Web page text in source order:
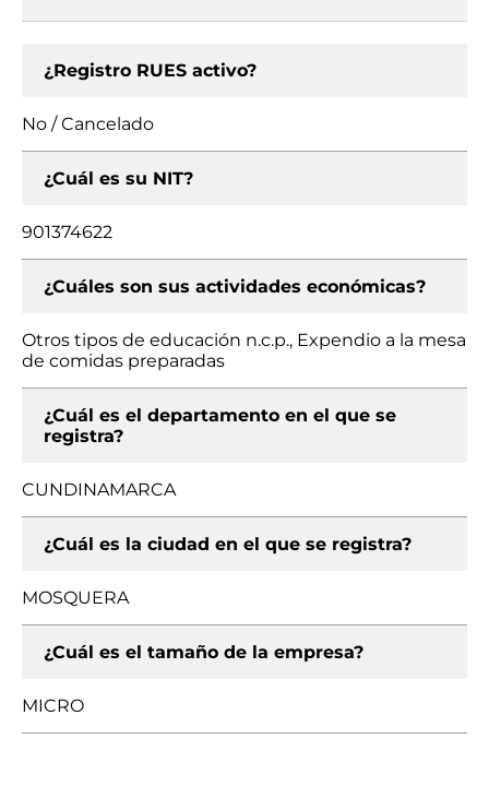
¿Registro RUES activo?
No / Cancelado
¿Cuál es su NIT?
901374622
¿Cuáles son sus actividades económicas?
Otros tipos de educación n.c.p., Expendio a la mesa
de comidas preparadas
¿Cuál es el departamento en el que se
registra?
CUNDINAMARCA
¿Cuál es la ciudad en el que se registra?
MOSQUERA
¿Cuál es el tamaño de la empresa?
MICRO